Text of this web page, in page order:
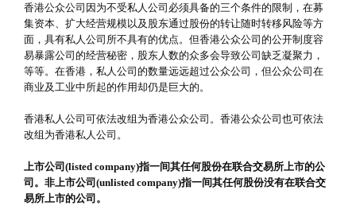
香港公众公司因为不受私人公司必须具备的三个条件的限制，在募
集资本、扩大经营规模以及股东通过股份的转让随时转移风险等方
面，具有私人公司所不具有的优点。但香港公众公司的公开制度容
易暴露公司的经营秘密，股东人数的众多会导致公司缺乏凝聚力，
等等。在香港，私人公司的数量远远超过公众公司，但公众公司在
商业及工业中所起的作用却仍是巨大的。
香港私人公司可依法改组为香港公众公司。香港公众公司也可依法
改组为香港私人公司。
上市公司(listed company)指一间其任何股份在联合交易所上市的公
司。非上市公司(unlisted company)指一间其任何股份没有在联合交
易所上市的公司。